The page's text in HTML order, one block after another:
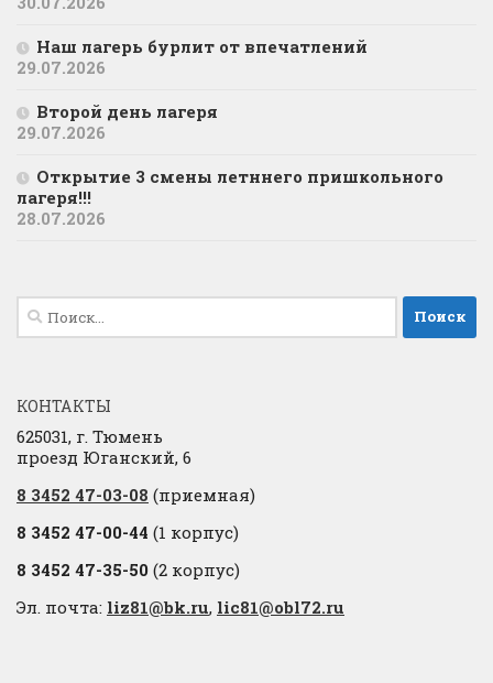
Наш лагерь бурлит от впечатлений
29.07.2026
Второй день лагеря
29.07.2026
Открытие 3 смены летннего пришкольного
лагеря!!!
28.07.2026
Найти:
КОНТАКТЫ
625031, г. Тюмень
проезд Юганский, 6
8 3452 47-03-08 (приемная)
8 3452 47-00-44 (1 корпус)
8 3452 47-35-50 (2 корпус)
Эл. почта: liz81@bk.ru, lic81@obl72.ru